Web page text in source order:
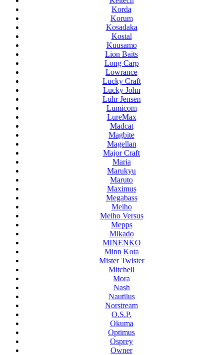
Korda
Korum
Kosadaka
Kostal
Kuusamo
Lion Baits
Long Carp
Lowrance
Lucky Craft
Lucky John
Luhr Jensen
Lumicom
LureMax
Madcat
Magbite
Magellan
Major Craft
Maria
Marukyu
Maruto
Maximus
Megabass
Meiho
Meiho Versus
Mepps
Mikado
MINENKO
Minn Kota
Mister Twister
Mitchell
Mora
Nash
Nautilus
Norstream
O.S.P.
Okuma
Optimus
Osprey
Owner